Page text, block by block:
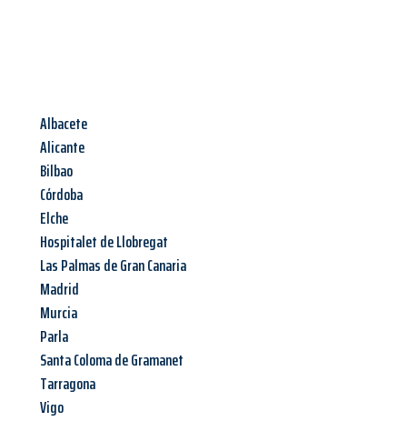
Albacete
Alicante
Bilbao
Córdoba
Elche
Hospitalet de Llobregat
Las Palmas de Gran Canaria
Madrid
Murcia
Parla
Santa Coloma de Gramanet
Tarragona
Vigo